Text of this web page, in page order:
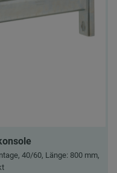
40/60, Länge: 800 mm,